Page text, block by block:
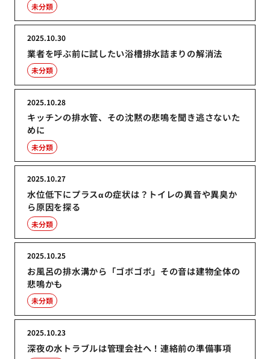
未分類
業者を呼ぶ前に試したい浴槽排水詰まりの解消法
2025.10.30
未分類
キッチンの排水管、その沈黙の悲鳴を聞き逃さないた
めに
2025.10.28
未分類
水位低下にプラスαの症状は？トイレの異音や異臭か
ら原因を探る
2025.10.27
未分類
お風呂の排水溝から「ゴボゴボ」その音は建物全体の
悲鳴かも
2025.10.25
未分類
深夜の水トラブルは管理会社へ！連絡前の準備事項
2025.10.23